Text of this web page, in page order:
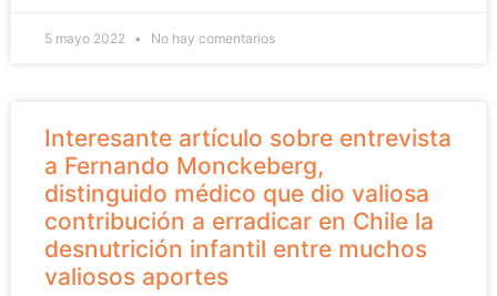
5 mayo 2022 No hay comentarios
Interesante artículo sobre entrevista
a Fernando Monckeberg,
distinguido médico que dio valiosa
contribución a erradicar en Chile la
desnutrición infantil entre muchos
valiosos aportes